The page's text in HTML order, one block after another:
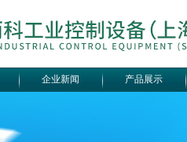
企业新闻 产品展示